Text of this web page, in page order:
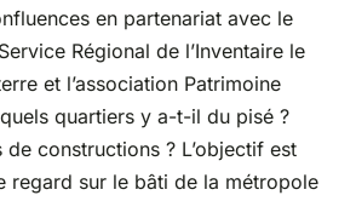
en partenariat avec le
Régional de l’Inventaire le
et l’association Patrimoine
quartiers y a-t-il du pisé ?
constructions ? L’objectif est
regard sur le bâti de la métropole